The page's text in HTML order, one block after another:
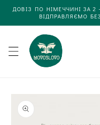
до
вмісту
ДОВІЗ ПО НІМЕЧЧИНІ ЗА
ВІДПРАВЛЯЄМО
Одразу до
інформації
про товар